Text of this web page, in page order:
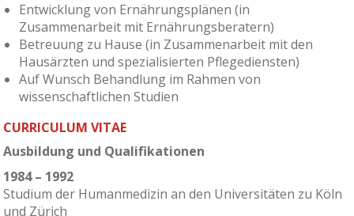
Entwicklung von Ernährungsplänen (in
Zusammenarbeit mit Ernährungsberatern)
Betreuung zu Hause (in Zusammenarbeit mit den
Hausärzten und spezialisierten Pflegediensten)
Auf Wunsch Behandlung im Rahmen von
wissenschaftlichen Studien
CURRICULUM VITAE
Ausbildung und Qualifikationen
1984 – 1992
Studium der Humanmedizin an den Universitäten zu Köln
und Zürich